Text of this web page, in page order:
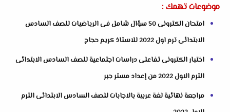
موضوعات تهمك :
امتحان الكترونى 50 سؤال شامل فى الرياضيات للصف السادس
الابتدائى ترم اول 2022 للاستاذ كريم حجاج
اختبار الكترونى تفاعلى دراسات اجتماعية للصف السادس الابتدائى
الترم الاول 2022 من إعداد مستر جبر
مراجعة نهائية لغة عربية بالاجابات للصف السادس الابتدائى الترم